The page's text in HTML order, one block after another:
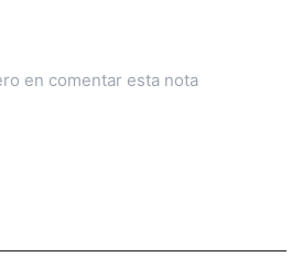
en comentar esta nota